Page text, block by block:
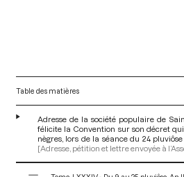
Table des matières
Adresse de la société populaire de
félicite la Convention sur son décret
nègres, lors de la séance du 24
[Adresse, pétition et lettre envoyée à